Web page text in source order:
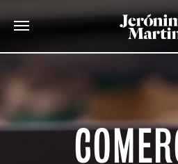
INVESTIDOR